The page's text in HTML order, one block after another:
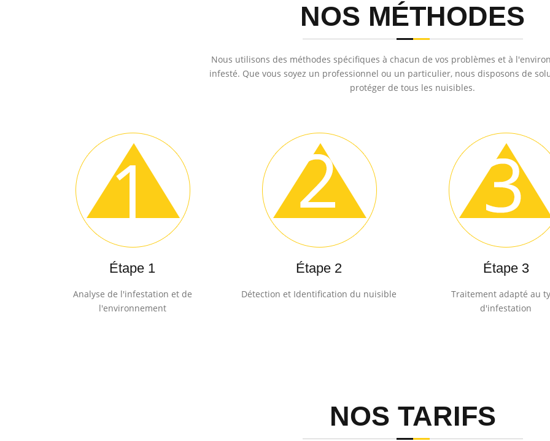
NOS MÉTHODES
Nous utilisons des méthodes spécifiques à chacun de vos problèmes et à
infesté. Que vous soyez un professionnel ou un particulier, nous disposons de
protéger de tous les nuisibles.
Étape 1
Analyse de l'infestation et de
l'environnement
Étape 2
Détection et Identification du nuisible
Étape 3
Traitement adapté au
d'infestation
NOS TARIFS